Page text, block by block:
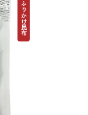
ふりかけ昆布